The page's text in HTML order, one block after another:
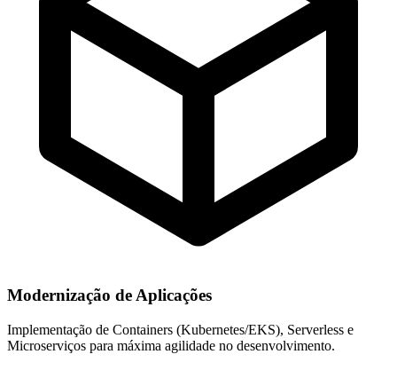
Modernização de Aplicações
Implementação de Containers (Kubernetes/EKS), Serverless e
Microserviços para máxima agilidade no desenvolvimento.